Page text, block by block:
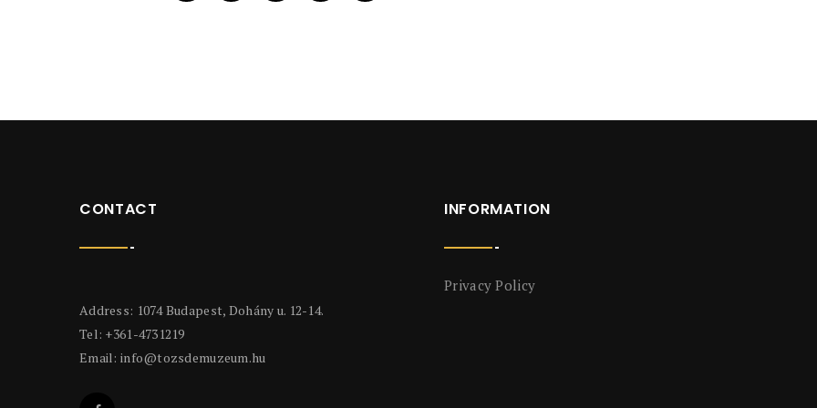
CONTACT
Address: 1074 Budapest, Dohány u. 12-14.
Tel: +361-4731219
Email: info@tozsdemuzeum.hu
INFORMATION
Privacy Policy